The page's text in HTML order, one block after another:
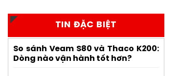
TIN ĐẶC BIỆT
So sánh Veam S80 và Thaco K200:
Dòng nào vận hành tốt hơn?